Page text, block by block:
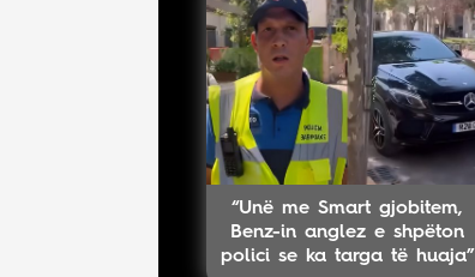
“Unë me Smart gjobitem,
Benz-in anglez e shpëton
polici se ka targa të huaja”